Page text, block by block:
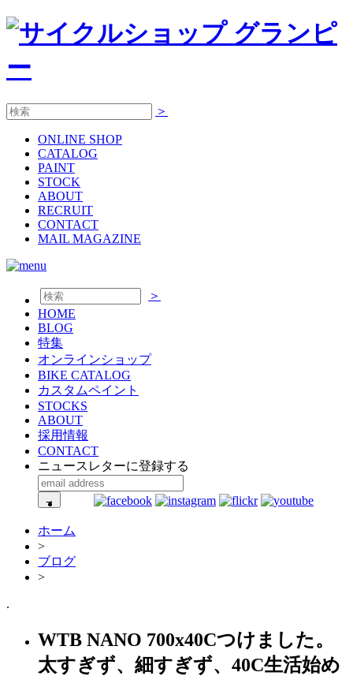
＞
ONLINE SHOP
CATALOG
PAINT
STOCK
ABOUT
RECRUIT
CONTACT
MAIL MAGAZINE
＞
HOME
BLOG
特集
オンラインショップ
BIKE CATALOG
カスタムペイント
STOCKS
ABOUT
採用情報
CONTACT
ニュースレターに登録する
ホーム
>
ブログ
>
.
WTB NANO 700x40Cつけました。
太すぎず、細すぎず、40C生活始め